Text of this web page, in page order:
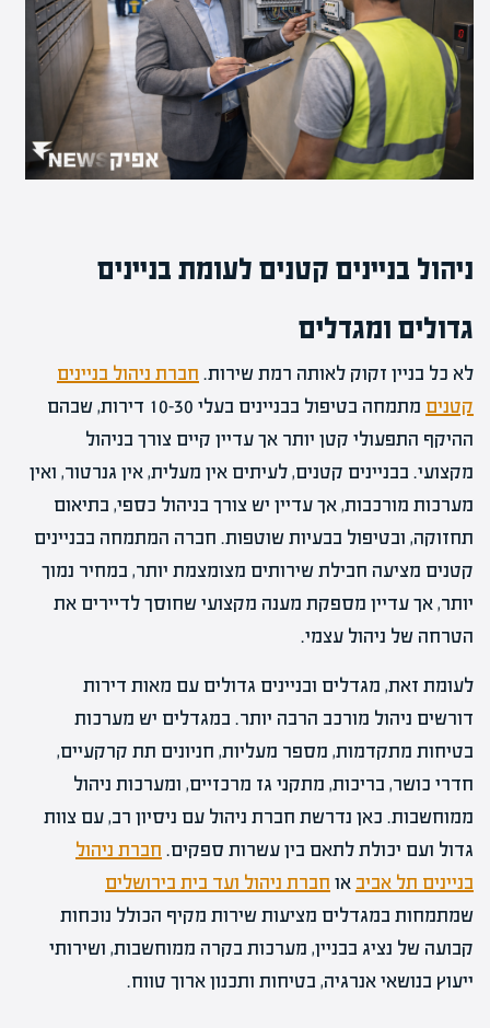
ניהול בניינים קטנים לעומת בניינים
גדולים ומגדלים
לא כל בניין זקוק לאותה רמת שירות. חברת ניהול בניינים
קטנים
מתמחה בטיפול בבניינים בעלי 10-30 דירות, שבהם
ההיקף התפעולי קטן יותר אך עדיין קיים צורך בניהול
מקצועי. בבניינים קטנים, לעיתים אין מעלית, אין גנרטור, ואין
מערכות מורכבות, אך עדיין יש צורך בניהול כספי, בתיאום
תחזוקה, ובטיפול בבעיות שוטפות. חברה המתמחה בבניינים
קטנים מציעה חבילת שירותים מצומצמת יותר, במחיר נמוך
יותר, אך עדיין מספקת מענה מקצועי שחוסך לדיירים את
הטרחה של ניהול עצמי.
לעומת זאת, מגדלים ובניינים גדולים עם מאות דירות
דורשים ניהול מורכב הרבה יותר. במגדלים יש מערכות
בטיחות מתקדמות, מספר מעליות, חניונים תת קרקעיים,
חדרי כושר, בריכות, מתקני גז מרכזיים, ומערכות ניהול
ממוחשבות. כאן נדרשת חברת ניהול עם ניסיון רב, עם צוות
גדול ועם יכולת לתאם בין עשרות ספקים. חברת ניהול
בניינים תל אביב או חברת ניהול ועד בית בירושלים
שמתמחות במגדלים מציעות שירות מקיף הכולל נוכחות
קבועה של נציג בבניין, מערכות בקרה ממוחשבות, ושירותי
ייעוץ בנושאי אנרגיה, בטיחות ותכנון ארוך טווח.